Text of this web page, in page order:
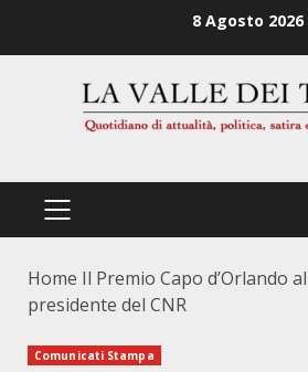
8 Agosto 2026
PRIMÄRES
Home Il Premio Capo d’Orlando
presidente del CNR
Comunicati Stampa